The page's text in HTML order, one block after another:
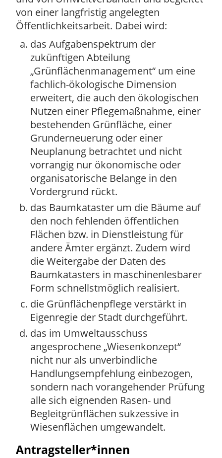
von einer langfristig angelegten
Öffentlichkeitsarbeit. Dabei wird:
das Aufgabenspektrum der
zukünftigen Abteilung
„Grünflächenmanagement“ um eine
fachlich-ökologische Dimension
erweitert, die auch den ökologischen
Nutzen einer Pflegemaßnahme, einer
bestehenden Grünfläche, einer
Grunderneuerung oder einer
Neuplanung betrachtet und nicht
vorrangig nur ökonomische oder
organisatorische Belange in den
Vordergrund rückt.
das Baumkataster um die Bäume auf
den noch fehlenden öffentlichen
Flächen bzw. in Dienstleistung für
andere Ämter ergänzt. Zudem wird
die Weitergabe der Daten des
Baumkatasters in maschinenlesbarer
Form schnellstmöglich realisiert.
die Grünflächenpflege verstärkt in
Eigenregie der Stadt durchgeführt.
das im Umweltausschuss
angesprochene „Wiesenkonzept“
nicht nur als unverbindliche
Handlungsempfehlung einbezogen,
sondern nach vorangehender Prüfung
alle sich eignenden Rasen- und
Begleitgrünflächen sukzessive in
Wiesenflächen umgewandelt.
Antragsteller*innen